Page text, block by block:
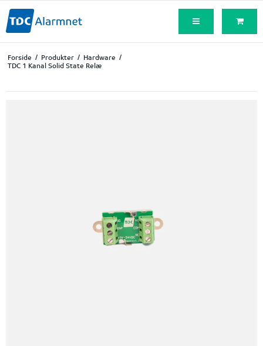
Forside / Produkter / Hardware /
TDC 1 Kanal Solid State Relæ